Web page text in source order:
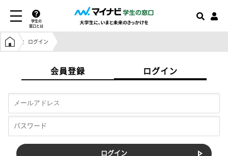
学生の
窓口とは
学生の窓口トップ
ログイン
会員登録 ログイン